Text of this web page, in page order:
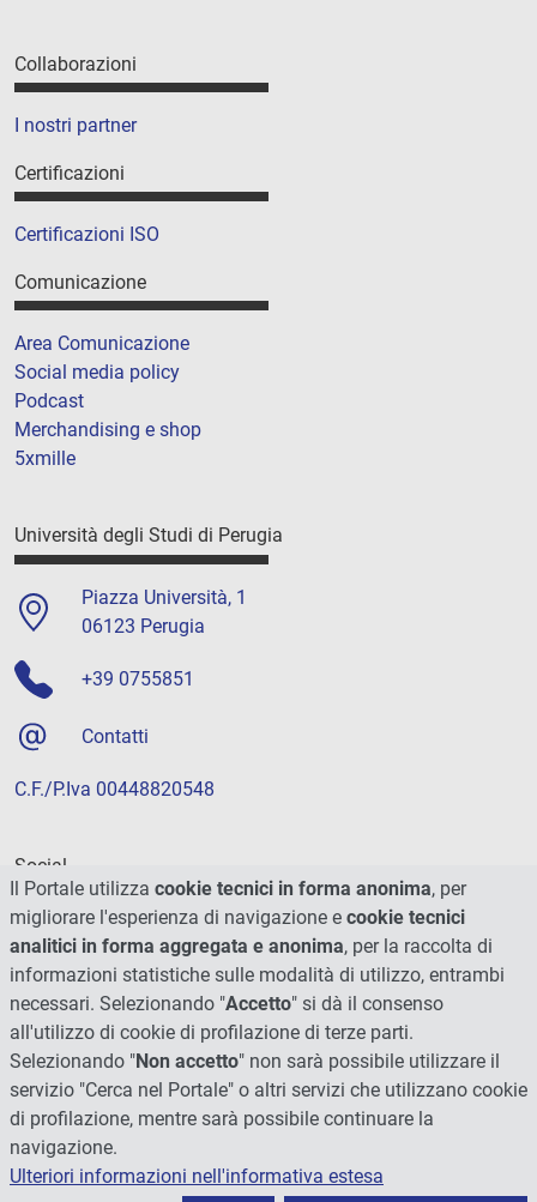
Collaborazioni
I nostri partner
Certificazioni
Certificazioni ISO
Comunicazione
Area Comunicazione
Social media policy
Podcast
Merchandising e shop
5xmille
Università degli Studi di Perugia
Piazza Università, 1
06123 Perugia
+39 0755851
Contatti
C.F./P.Iva 00448820548
Social
Il Portale utilizza cookie tecnici in forma anonima, per
migliorare l'esperienza di navigazione e cookie tecnici
analitici in forma aggregata e anonima, per la raccolta di
informazioni statistiche sulle modalità di utilizzo, entrambi
necessari. Selezionando "Accetto" si dà il consenso
all'utilizzo di cookie di profilazione di terze parti.
Selezionando "Non accetto" non sarà possibile utilizzare il
servizio "Cerca nel Portale" o altri servizi che utilizzano cookie
di profilazione, mentre sarà possibile continuare la
navigazione.
Ulteriori informazioni nell'informativa estesa